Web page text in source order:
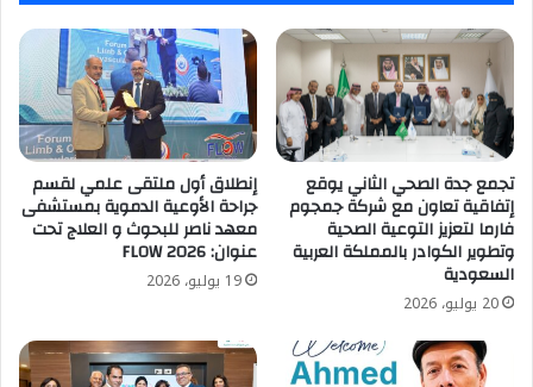
تجمع جدة الصحي الثاني يوقع
إتفاقية تعاون مع شركة جمجوم
فارما لتعزيز التوعية الصحية
وتطوير الكوادر بالمملكة العربية
السعودية
20 يوليو، 2026
إنطلاق أول ملتقى علمي لقسم
جراحة الأوعية الدموية بمستشفى
معهد ناصر للبحوث و العلاج تحت
عنوان: FLOW 2026
19 يوليو، 2026